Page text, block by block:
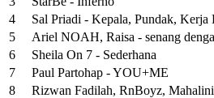
4
Sal Priadi - Kepala, Pundak, Kerja
5
Ariel NOAH, Raisa - senang
6
Sheila On 7 - Sederhana
7
Paul Partohap - YOU+ME
8
Rizwan Fadilah, RnBoyz,